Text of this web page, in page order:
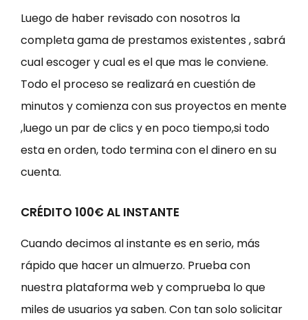
Luego de haber revisado con nosotros la
completa gama de prestamos existentes , sabrá
cual escoger y cual es el que mas le conviene.
Todo el proceso se realizará en cuestión de
minutos y comienza con sus proyectos en mente
,luego un par de clics y en poco tiempo,si todo
esta en orden, todo termina con el dinero en su
cuenta.
CRÉDITO 100€ AL INSTANTE
Cuando decimos al instante es en serio, más
rápido que hacer un almuerzo. Prueba con
nuestra plataforma web y comprueba lo que
miles de usuarios ya saben. Con tan solo solicitar